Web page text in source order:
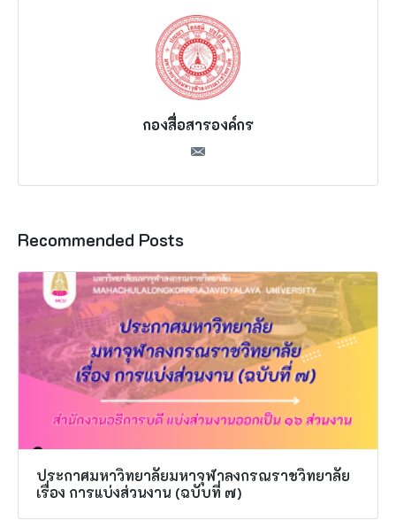
กองสื่อสารองค์กร
Recommended Posts
ประกาศมหาวิทยาลัยมหาจุฬาลงกรณราชวิทยาลัย
เรื่อง การแบ่งส่วนงาน (ฉบับที่ ๗)